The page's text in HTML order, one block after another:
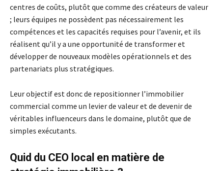
centres de coûts, plutôt que comme des créateurs de valeur
; leurs équipes ne possèdent pas nécessairement les
compétences et les capacités requises pour l’avenir, et ils
réalisent qu’il y a une opportunité de transformer et
développer de nouveaux modèles opérationnels et des
partenariats plus stratégiques.
Leur objectif est donc de repositionner l’immobilier
commercial comme un levier de valeur et de devenir de
véritables influenceurs dans le domaine, plutôt que de
simples exécutants.
Quid du CEO local en matière de